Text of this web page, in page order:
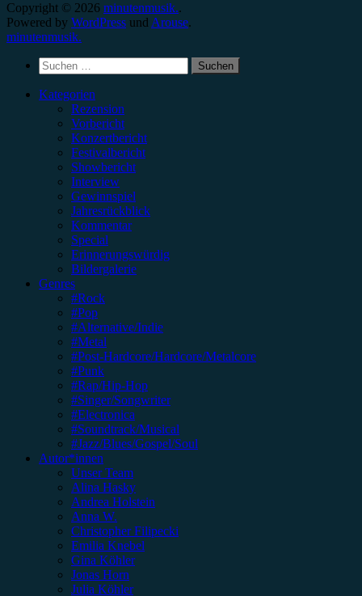
Copyright © 2026 minutenmusik..
Powered by WordPress und Arouse.
minutenmusik.
Suchen
nach:
Kategorien
Rezension
Vorbericht
Konzertbericht
Festivalbericht
Showbericht
Interview
Gewinnspiel
Jahresrückblick
Kommentar
Special
Erinnerungswürdig
Bildergalerie
Genres
#Rock
#Pop
#Alternative/Indie
#Metal
#Post-Hardcore/Hardcore/Metalcore
#Punk
#Rap/Hip-Hop
#Singer/Songwriter
#Electronica
#Soundtrack/Musical
#Jazz/Blues/Gospel/Soul
Autor*innen
Unser Team
Alina Hasky
Andrea Holstein
Anna W.
Christopher Filipecki
Emilia Knebel
Gina Köhler
Jonas Horn
Julia Köhler